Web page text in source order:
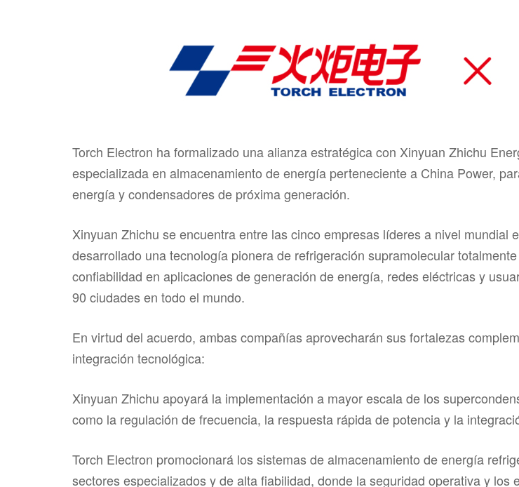
Torch Electron ha formalizado una alianza estratégica con Xinyuan Zhichu
especializada en almacenamiento de energía perteneciente a China Power,
energía y condensadores de próxima generación.
Xinyuan Zhichu se encuentra entre las cinco empresas líderes a nivel
desarrollado una tecnología pionera de refrigeración supramolecular
confiabilidad en aplicaciones de generación de energía, redes eléctricas y
90 ciudades en todo el mundo.
En virtud del acuerdo, ambas compañías aprovecharán sus fortalezas
integración tecnológica:
Xinyuan Zhichu apoyará la implementación a mayor escala de los
como la regulación de frecuencia, la respuesta rápida de potencia y la
Torch Electron promocionará los sistemas de almacenamiento de energía
sectores especializados y de alta fiabilidad, donde la seguridad operativa y